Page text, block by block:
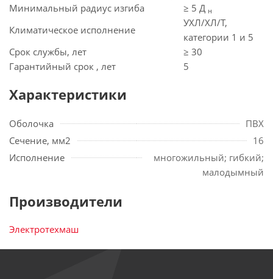
Минимальный радиус изгиба
≥ 5 Д н
Климатическое исполнение
УХЛ/ХЛ/Т,
категории 1 и 5
Срок службы, лет
≥ 30
Гарантийный срок , лет
5
Характеристики
Оболочка
ПВХ
Сечение, мм2
16
Исполнение
многожильный; гибкий;
малодымный
Производители
Электротехмаш